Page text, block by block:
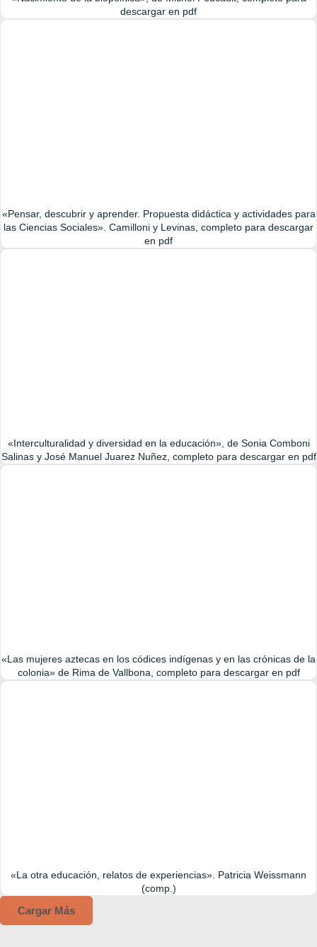
descargar en pdf
«Pensar, descubrir y aprender. Propuesta didáctica y actividades para
las Ciencias Sociales». Camilloni y Levinas, completo para descargar
en pdf
«Interculturalidad y diversidad en la educación», de Sonia Comboni
Salinas y José Manuel Juarez Nuñez, completo para descargar en pdf
«Las mujeres aztecas en los códices indígenas y en las crónicas de la
colonia» de Rima de Vallbona, completo para descargar en pdf
«La otra educación, relatos de experiencias». Patricia Weissmann
(comp.)
Cargar Más